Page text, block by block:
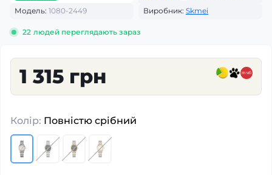
Модель: 1080-2449 Виробник: Skmei
22 людей переглядають зараз
1 315 грн
Колір: Повністю срібний